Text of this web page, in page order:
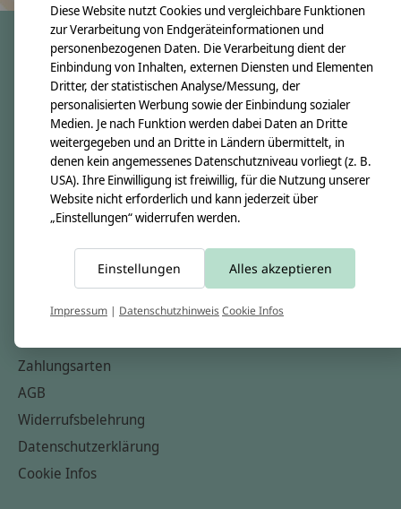
crêpes suzette
Über uns
Unsere Creppies
Nähkästchen
Unsere Stoffe
Impressum
Informationen
Kontakt
Zahlungsarten
AGB
Widerrufsbelehrung
Datenschutzerklärung
Cookie Infos
Diese Website nutzt Cookies und vergleichbare Funktionen
zur Verarbeitung von Endgeräteinformationen und
personenbezogenen Daten. Die Verarbeitung dient der
Einbindung von Inhalten, externen Diensten und Elementen
Dritter, der statistischen Analyse/Messung, der
personalisierten Werbung sowie der Einbindung sozialer
Medien. Je nach Funktion werden dabei Daten an Dritte
weitergegeben und an Dritte in Ländern übermittelt, in
denen kein angemessenes Datenschutzniveau vorliegt (z. B.
USA). Ihre Einwilligung ist freiwillig, für die Nutzung unserer
Website nicht erforderlich und kann jederzeit über
„Einstellungen“ widerrufen werden.
Einstellungen Alles akzeptieren
Impressum | DatenschutzhinweisCookie Infos